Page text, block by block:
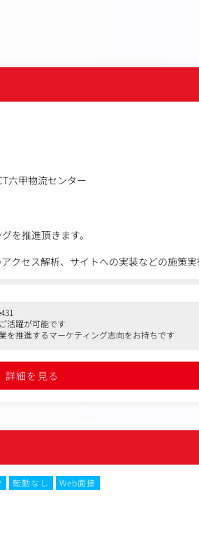
六甲物流センター
を推進頂きます。
クセス解析、サイトへの実装などの施策
の理解も深く、早い意思決定で柔軟に業務
HTMLコーディング）
用、軽微なHTMLコーディング）
活躍が可能です
推進するマーケティング志向をお持ちです
詳細を見る
転勤なし
Web面接